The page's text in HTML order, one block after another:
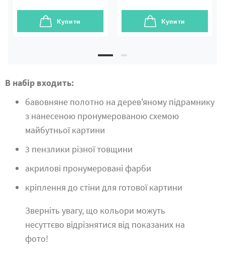
Купити Купити
В набір входить:
бавовняне полотно на дерев'яному підрамнику
з нанесеною пронумерованою схемою
майбутньої картини
3 пензлики різної товщини
акрилові пронумеровані фарби
кріплення до стіни для готової картини
Зверніть увагу, що кольори можуть
несуттєво відрізнятися від показаних на
фото!